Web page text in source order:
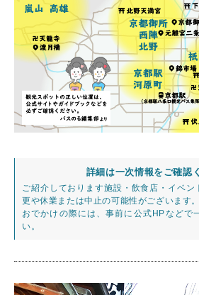
詳細は一次情報をご確認
ご紹介しております施設・飲食店・イベン
更や休業または中止の可能性がございます。
おでかけの際には、事前に公式HPなどで
い。